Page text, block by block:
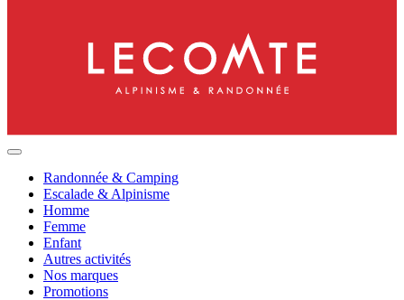
Randonnée & Camping
Escalade & Alpinisme
Homme
Femme
Enfant
Autres activités
Nos marques
Promotions